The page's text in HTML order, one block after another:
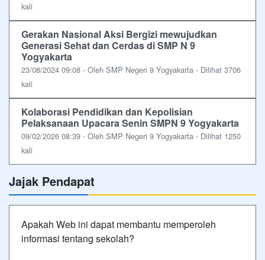
kali
Gerakan Nasional Aksi Bergizi mewujudkan
Generasi Sehat dan Cerdas di SMP N 9
Yogyakarta
23/08/2024 09:08 - Oleh SMP Negeri 9 Yogyakarta - Dilihat 3706
kali
Kolaborasi Pendidikan dan Kepolisian
Pelaksanaan Upacara Senin SMPN 9 Yogyakarta
09/02/2026 08:39 - Oleh SMP Negeri 9 Yogyakarta - Dilihat 1250
kali
Jajak Pendapat
Apakah Web ini dapat membantu memperoleh
informasi tentang sekolah?